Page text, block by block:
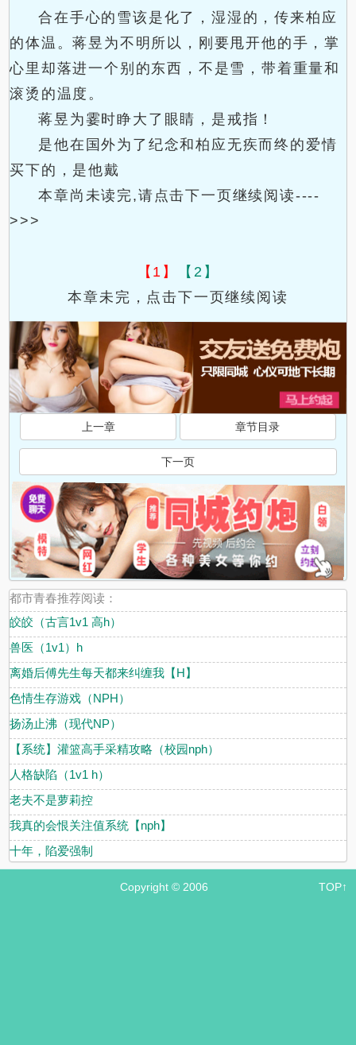
合在手心的雪该是化了，湿湿的，传来柏应
的体温。蒋昱为不明所以，刚要甩开他的手，掌
心里却落进一个别的东西，不是雪，带着重量和
滚烫的温度。
蒋昱为霎时睁大了眼睛，是戒指！
是他在国外为了纪念和柏应无疾而终的爱情
买下的，是他戴
本章尚未读完,请点击下一页继续阅读----
>>>
【1】
【2】
本章未完，点击下一页继续阅读
上一章 章节目录
下一页
都市青春推荐阅读：
皎皎（古言1v1 高h）
兽医（1v1）h
离婚后傅先生每天都来纠缠我【H】
色情生存游戏（NPH）
扬汤止沸（现代NP）
【系统】灌篮高手采精攻略（校园nph）
人格缺陷（1v1 h）
老夫不是萝莉控
我真的会恨关注值系统【nph】
十年，陷爱强制
Copyright © 2006 TOP↑